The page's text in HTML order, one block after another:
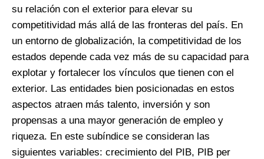
su relación con el exterior para elevar su
competitividad más allá de las fronteras del país. En
un entorno de globalización, la competitividad de los
estados depende cada vez más de su capacidad para
explotar y fortalecer los vínculos que tienen con el
exterior. Las entidades bien posicionadas en estos
aspectos atraen más talento, inversión y son
propensas a una mayor generación de empleo y
riqueza. En este subíndice se consideran las
siguientes variables: crecimiento del PIB, PIB per